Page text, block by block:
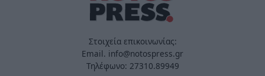
Στοιχεία επικοινωνίας:
Email. info@notospress.gr
Τηλέφωνο: 27310.89949